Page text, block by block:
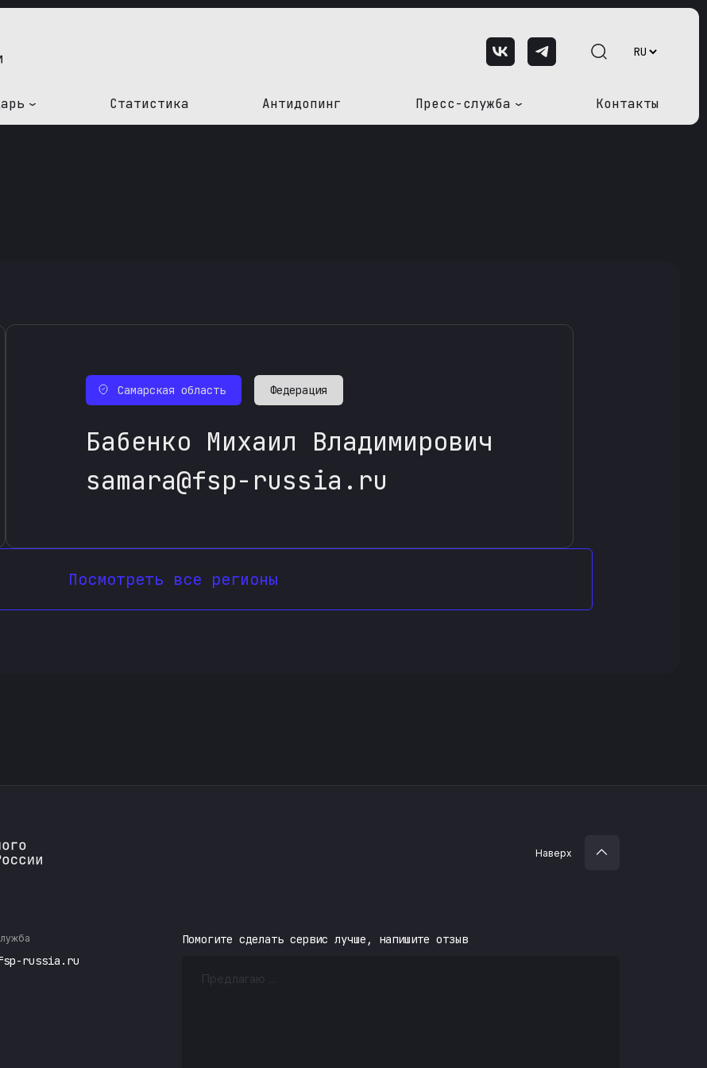
Статистика Антидопинг Пресс-служба Контакты
Самарская область Федерация
Бабенко Михаил Владимирович
samara@fsp-russia.ru
Посмотреть все регионы
Наверх
russia.ru
Помогите сделать сервис лучше, напишите отзыв